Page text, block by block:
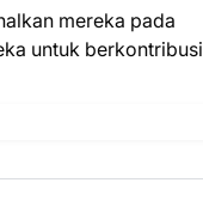
mereka pada
untuk berkontribusi